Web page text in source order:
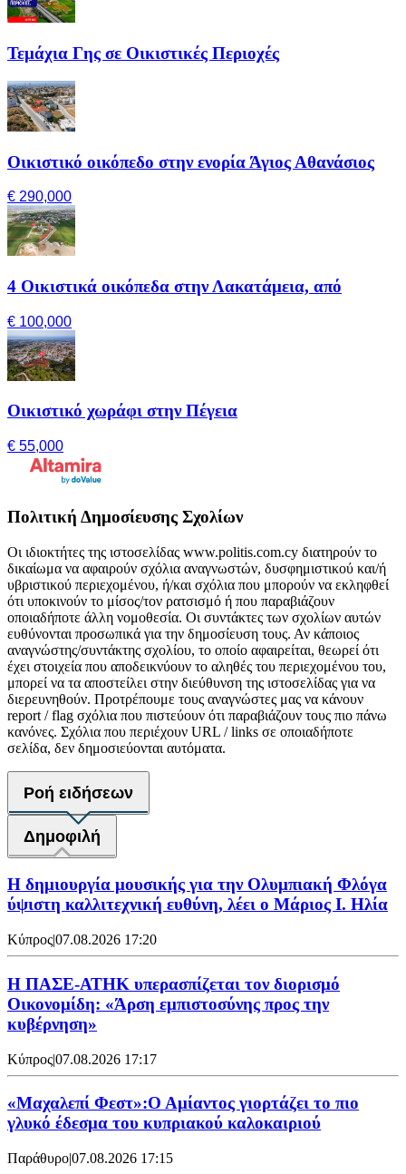
Τεμάχια Γης σε Οικιστικές Περιοχές
Οικιστικό οικόπεδο στην ενορία Άγιος Αθανάσιος
€ 290,000
4 Οικιστικά οικόπεδα στην Λακατάμεια, από
€ 100,000
Οικιστικό χωράφι στην Πέγεια
€ 55,000
Πολιτική Δημοσίευσης Σχολίων
Οι ιδιοκτήτες της ιστοσελίδας www.politis.com.cy διατηρούν το
δικαίωμα να αφαιρούν σχόλια αναγνωστών, δυσφημιστικού και/ή
υβριστικού περιεχομένου, ή/και σχόλια που μπορούν να εκληφθεί
ότι υποκινούν το μίσος/τον ρατσισμό ή που παραβιάζουν
οποιαδήποτε άλλη νομοθεσία. Οι συντάκτες των σχολίων αυτών
ευθύνονται προσωπικά για την δημοσίευση τους. Αν κάποιος
αναγνώστης/συντάκτης σχολίου, το οποίο αφαιρείται, θεωρεί ότι
έχει στοιχεία που αποδεικνύουν το αληθές του περιεχομένου του,
μπορεί να τα αποστείλει στην διεύθυνση της ιστοσελίδας για να
διερευνηθούν. Προτρέπουμε τους αναγνώστες μας να κάνουν
report / flag σχόλια που πιστεύουν ότι παραβιάζουν τους πιο πάνω
κανόνες. Σχόλια που περιέχουν URL / links σε οποιαδήποτε
σελίδα, δεν δημοσιεύονται αυτόματα.
Ροή ειδήσεων
Δημοφιλή
Η δημιουργία μουσικής για την Ολυμπιακή Φλόγα
ύψιστη καλλιτεχνική ευθύνη, λέει ο Μάριος Ι. Ηλία
Κύπρος|07.08.2026 17:20
Η ΠΑΣΕ-ΑΤΗΚ υπερασπίζεται τον διορισμό
Οικονομίδη: «Άρση εμπιστοσύνης προς την
κυβέρνηση»
Κύπρος|07.08.2026 17:17
«Μαχαλεπί Φεστ»:Ο Αμίαντος γιορτάζει το πιο
γλυκό έδεσμα του κυπριακού καλοκαιριού
Παράθυρο|07.08.2026 17:15